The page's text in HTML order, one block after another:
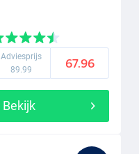
Adviesprijs
89.99
67.96
Bekijk